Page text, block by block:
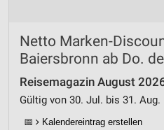
Netto Marken-
Baiersbronn ab Do.
Reisemagazin August
Gültig von 30. Jul. bis 31. Aug.
📅 Kalendereintrag erstellen